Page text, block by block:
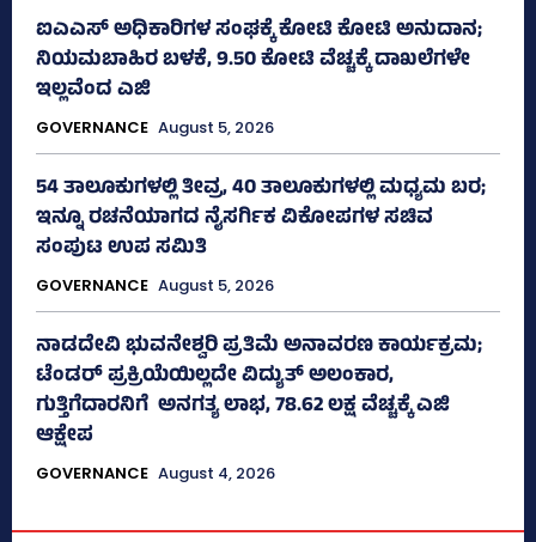
ಐಎಎಸ್‌ ಅಧಿಕಾರಿಗಳ ಸಂಘಕ್ಕೆ ಕೋಟಿ ಕೋಟಿ ಅನುದಾನ;
ನಿಯಮಬಾಹಿರ ಬಳಕೆ, 9.50 ಕೋಟಿ ವೆಚ್ಚಕ್ಕೆ ದಾಖಲೆಗಳೇ
ಇಲ್ಲವೆಂದ ಎಜಿ
GOVERNANCE August 5, 2026
54 ತಾಲೂಕುಗಳಲ್ಲಿ ತೀವ್ರ, 40 ತಾಲೂಕುಗಳಲ್ಲಿ ಮಧ್ಯಮ ಬರ;
ಇನ್ನೂ ರಚನೆಯಾಗದ ನೈಸರ್ಗಿಕ ವಿಕೋಪಗಳ ಸಚಿವ
ಸಂಪುಟ ಉಪ ಸಮಿತಿ
GOVERNANCE August 5, 2026
ನಾಡದೇವಿ ಭುವನೇಶ್ವರಿ ಪ್ರತಿಮೆ ಅನಾವರಣ ಕಾರ್ಯಕ್ರಮ;
ಟೆಂಡರ್ ಪ್ರಕ್ರಿಯೆಯಿಲ್ಲದೇ ವಿದ್ಯುತ್‌ ಅಲಂಕಾರ,
ಗುತ್ತಿಗೆದಾರನಿಗೆ ಅನಗತ್ಯ ಲಾಭ, 78.62 ಲಕ್ಷ ವೆಚ್ಚಕ್ಕೆ ಎಜಿ
ಆಕ್ಷೇಪ
GOVERNANCE August 4, 2026